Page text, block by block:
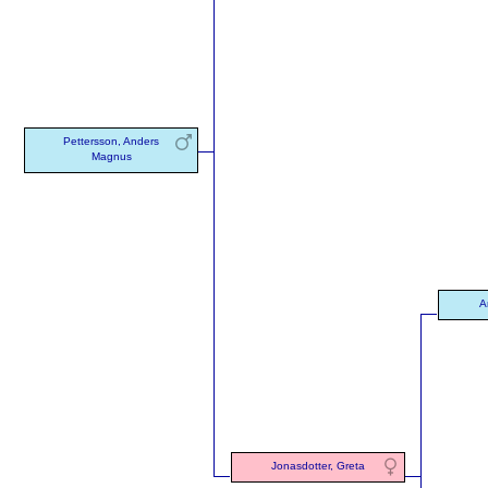
Pettersson, Anders
Magnus
Jonasdotter, Greta